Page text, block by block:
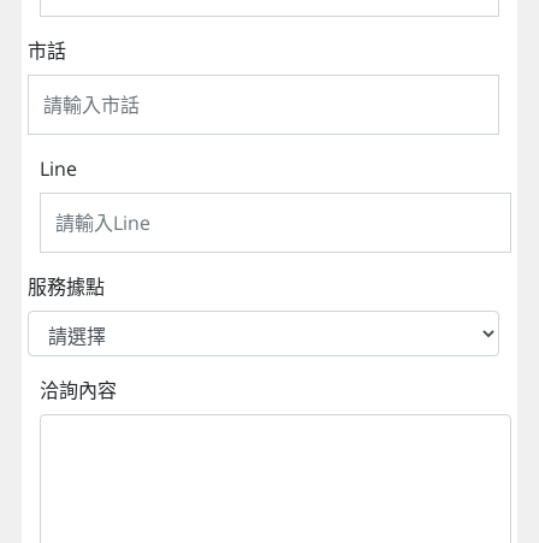
市話
Line
服務據點
洽詢內容